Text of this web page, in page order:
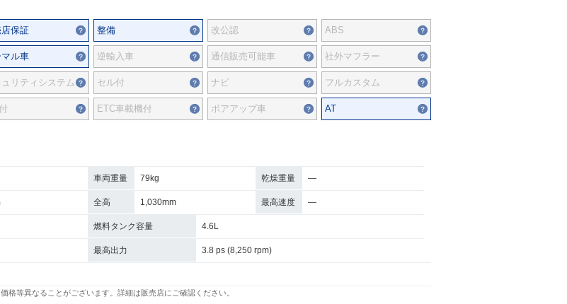
保証 整備 改公認 ABS
マル車 逆輸入車 通信販売可能車 社外マフラー
リティシステム セル付 ナビ フルカスタム
ETC車載機付 ボアアップ車 AT
車両重量 79kg 乾燥重量 ―
全高 1,030mm 最高速度 ―
燃料タンク容量 4.6L
最高出力 3.8 ps (8,250 rpm)
等異なることがございます。詳細は販売店にご確認ください。